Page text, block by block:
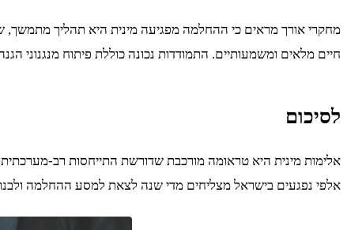
חיים מלאים ומשמעותיים. התמודדות נכונה כוללת פיתוח מנגנוני
לסיכום
אלימות מינית היא טראומה מורכבת שדורשת התייחסות רב-
אלפי נפגעים בישראל מצליחים מדי שנה לצאת למסע ההחלמה